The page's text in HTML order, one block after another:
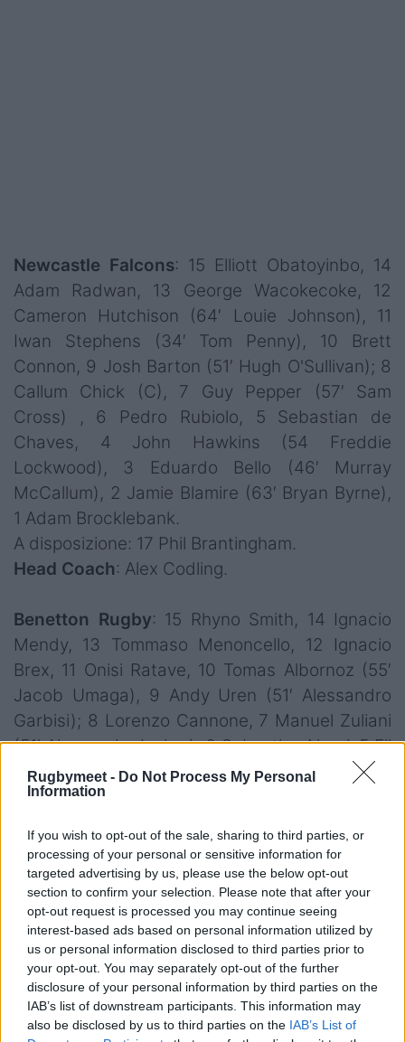
Rugbymeet - Do Not Process My Personal
Information
If you wish to opt-out of the sale, sharing to third parties, or
processing of your personal or sensitive information for
targeted advertising by us, please use the below opt-out
section to confirm your selection. Please note that after your
opt-out request is processed you may continue seeing
interest-based ads based on personal information utilized by
us or personal information disclosed to third parties prior to
your opt-out. You may separately opt-out of the further
disclosure of your personal information by third parties on the
IAB’s list of downstream participants. This information may
also be disclosed by us to third parties on the IAB’s List of
Newcastle Falcons: 15 Elliott Obatoyinbo, 14
Adam Radwan, 13 George Wacokecoke, 12
Cameron Hutchison (64′ Louie Johnson), 11
Iwan Stephens (34′ Tom Penny), 10 Brett
Connon, 9 Josh Barton (51′ Hugh O'Sullivan); 8
Callum Chick (C), 7 Guy Pepper (57′ Sam
Cross) , 6 Pedro Rubiolo, 5 Sebastian de
Chaves, 4 John Hawkins (54 Freddie
Lockwood), 3 Eduardo Bello (46′ Murray
McCallum), 2 Jamie Blamire (63′ Bryan Byrne),
1 Adam Brocklebank.
A disposizione: 17 Phil Brantingham.
Head Coach: Alex Codling.
Benetton Rugby: 15 Rhyno Smith, 14 Ignacio
Mendy, 13 Tommaso Menoncello, 12 Ignacio
Brex, 11 Onisi Ratave, 10 Tomas Albornoz (55′
Jacob Umaga), 9 Andy Uren (51′ Alessandro
Garbisi); 8 Lorenzo Cannone, 7 Manuel Zuliani
(51′ Alessandro Izekor), 6 Sebastian Negri, 5 Eli
Snyman (64′ Federico Ruzza), 4 Niccolò
Cannone (55′ Gideon Koegelenberg), Giosué
Lucchesi (45′ Bautista Bernasconi), 1 Thomas
Gallo (40′ Federico Zani).
Head Coach: Marco Bortolami.